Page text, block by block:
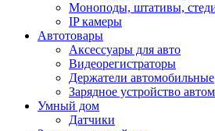
Моноподы, штативы,
IP камеры
Автотовары
Аксессуары для авто
Видеорегистраторы
Держатели автомобильные
Зарядное устройство
Умный дом
Датчики